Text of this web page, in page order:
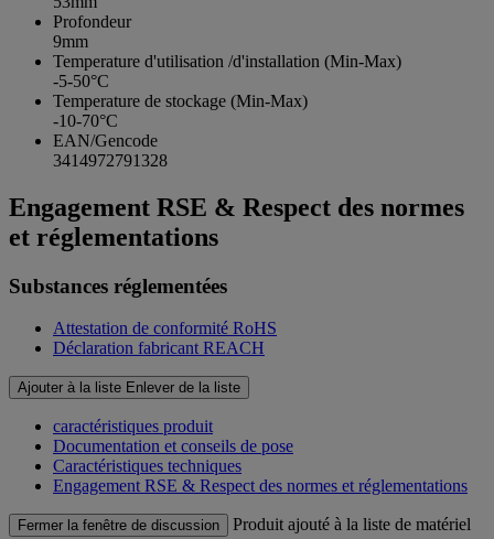
Profondeur
9mm
Temperature d'utilisation /d'installation (Min-Max)
-5-50°C
Temperature de stockage (Min-Max)
-10-70°C
EAN/Gencode
3414972791328
Engagement RSE & Respect des normes
et réglementations
Substances réglementées
Attestation de conformité RoHS
Déclaration fabricant REACH
Ajouter à la liste Enlever de la liste
caractéristiques produit
Documentation et conseils de pose
Caractéristiques techniques
Engagement RSE & Respect des normes et réglementations
Fermer la fenêtre de discussion Produit ajouté à la liste de matériel